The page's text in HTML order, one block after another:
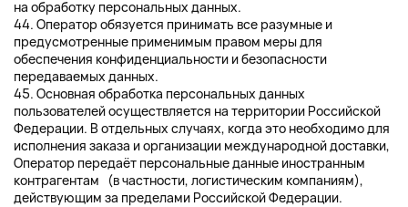
на обработку персональных данных.
44. Оператор обязуется принимать все разумные и
предусмотренные применимым правом меры для
обеспечения конфиденциальности и безопасности
передаваемых данных.
45. Основная обработка персональных данных
пользователей осуществляется на территории Российской
Федерации. В отдельных случаях, когда это необходимо для
исполнения заказа и организации международной доставки,
Оператор передаёт персональные данные иностранным
контрагентам (в частности, логистическим компаниям),
действующим за пределами Российской Федерации.